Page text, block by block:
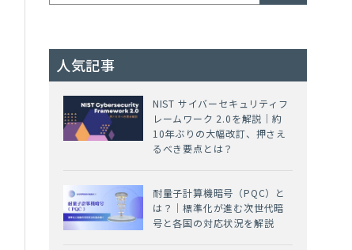
人気記事
NIST サイバーセキュリティフ
レームワーク 2.0を解説｜約
10年ぶりの大幅改訂、押さえ
るべき要点とは？
耐量子計算機暗号（PQC）と
は？｜標準化が進む次世代暗
号と各国の対応状況を解説